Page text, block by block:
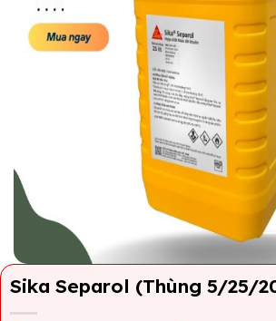
Sika Separol (Thùng 5/25/